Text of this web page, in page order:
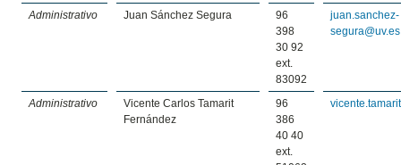
Administrativo Juan Sánchez Segura
96
398
30 92
ext.
83092
juan.sanchez-
segura@uv.es
Administrativo
Vicente Carlos Tamarit
Fernández
96
386
40 40
ext.